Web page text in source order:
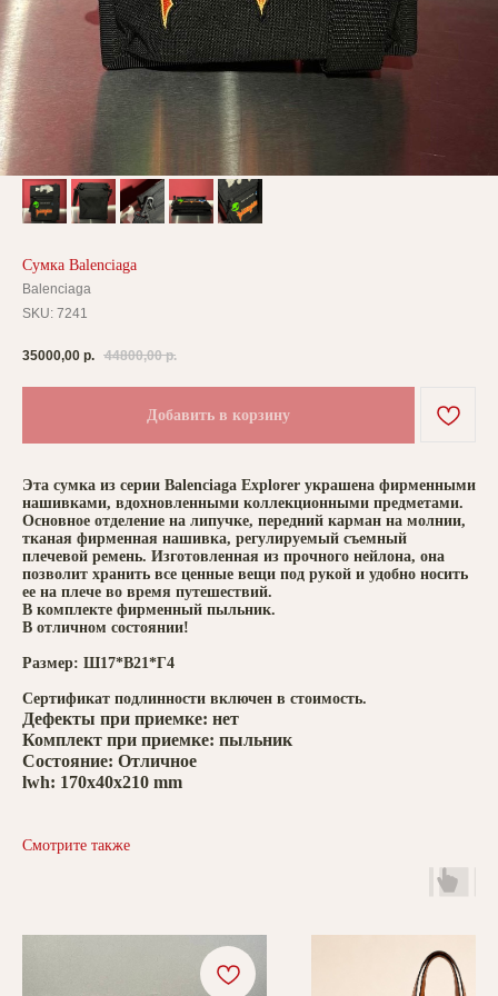
Сумка Balenciaga
Balenciaga
SKU: 7241
35000,00 р. 44800,00 р.
Добавить в корзину
Эта сумка из серии Balenciaga Explorer украшена фирменными
нашивками, вдохновленными коллекционными предметами.
Основное отделение на липучке, передний карман на молнии,
тканая фирменная нашивка, регулируемый съемный
плечевой ремень. Изготовленная из прочного нейлона, она
позволит хранить все ценные вещи под рукой и удобно носить
ее на плече во время путешествий.
В комплекте фирменный пыльник.
В отличном состоянии!
Размер: Ш17*В21*Г4
Сертификат подлинности включен в стоимость.
Дефекты при приемке: нет
Комплект при приемке: пыльник
Состояние: Отличное
lwh: 170x40x210 mm
Смотрите также